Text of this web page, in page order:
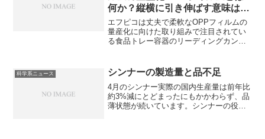
何か？縦横に引き伸ばす意味は何
か？
エフピコは丈夫で柔軟なOPPフィルムの
量産化に向けた取り組みで注目されてい
る食品トレー容器のリーディングカンパ
できます。
科学系ニュース シンナーの製造量と品不足
4月のシンナー実際の国内生産量は前年比
約3%減にとどまったにもかかわらず、品
薄状態が続いています。シンナーの役割